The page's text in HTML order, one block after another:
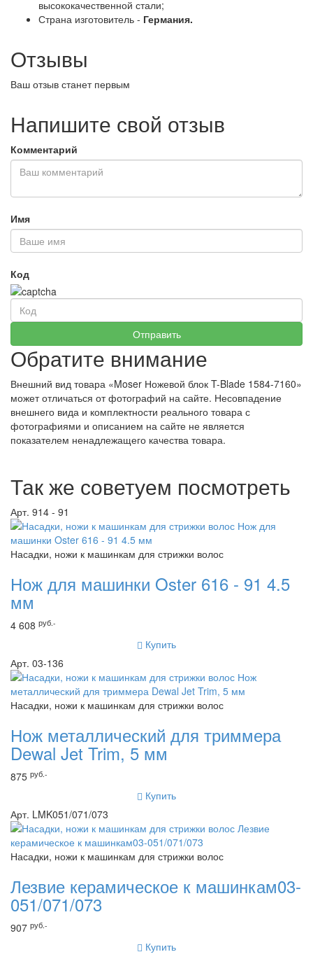
высококачественной стали;
Страна изготовитель - Германия.
Отзывы
Ваш отзыв станет первым
Напишите свой отзыв
Комментарий
Имя
Код
Обратите внимание
Внешний вид товара «Moser Ножевой блок T-Blade 1584-7160»
может отличаться от фотографий на сайте. Несовпадение
внешнего вида и комплектности реального товара с
фотографиями и описанием на сайте не является
показателем ненадлежащего качества товара.
Так же советуем посмотреть
Арт. 914 - 91
Насадки, ножи к машинкам для стрижки волос
Нож для машинки Oster 616 - 91 4.5
мм
4 608 руб.-
Купить
Арт. 03-136
Насадки, ножи к машинкам для стрижки волос
Нож металлический для триммера
Dewal Jet Trim, 5 мм
875 руб.-
Купить
Арт. LMK051/071/073
Насадки, ножи к машинкам для стрижки волос
Лезвие керамическое к машинкам03-
051/071/073
907 руб.-
Купить